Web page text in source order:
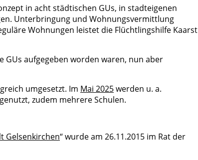
in acht städtischen GUs, in stadteigenen
Unterbringung und Wohnungsvermittlung
Wohnungen leistet die Flüchtlingshilfe Kaarst
GUs aufgegeben worden waren, nun aber
umgesetzt. Im Mai 2025werden u. a.
zudem mehrere Schulen.
Gelsenkirchen“ wurde am 26.11.2015 im Rat der